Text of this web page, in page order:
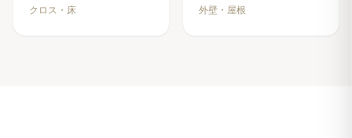
クロス・床
外壁・屋根